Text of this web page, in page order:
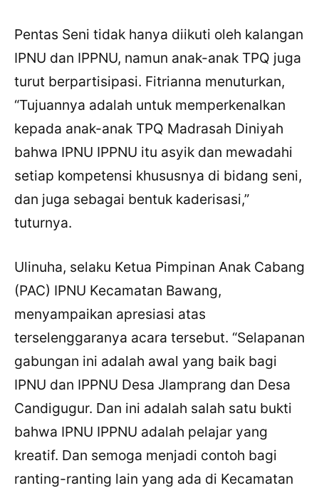
Pentas Seni tidak hanya diikuti oleh kalangan
IPNU dan IPPNU, namun anak-anak TPQ juga
turut berpartisipasi. Fitrianna menuturkan,
“Tujuannya adalah untuk memperkenalkan
kepada anak-anak TPQ Madrasah Diniyah
bahwa IPNU IPPNU itu asyik dan mewadahi
setiap kompetensi khususnya di bidang seni,
dan juga sebagai bentuk kaderisasi,”
tuturnya.
Ulinuha, selaku Ketua Pimpinan Anak Cabang
(PAC) IPNU Kecamatan Bawang,
menyampaikan apresiasi atas
terselenggaranya acara tersebut. “Selapanan
gabungan ini adalah awal yang baik bagi
IPNU dan IPPNU Desa Jlamprang dan Desa
Candigugur. Dan ini adalah salah satu bukti
bahwa IPNU IPPNU adalah pelajar yang
kreatif. Dan semoga menjadi contoh bagi
ranting-ranting lain yang ada di Kecamatan